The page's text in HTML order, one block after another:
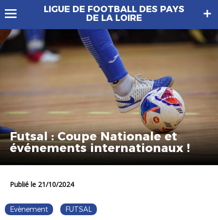
LIGUE DE FOOTBALL DES PAYS
DE LA LOIRE
Futsal : Coupe Nationale et
événements internationaux !
Publié le 21/10/2024
Evènement FUTSAL